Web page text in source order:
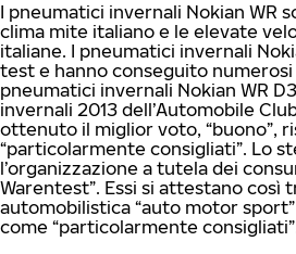
I pneumatici invernali Nokian WR
clima mite italiano e le elevate
italiane. I pneumatici invernali
test e hanno conseguito
pneumatici invernali Nokian WR
invernali 2013 dell’Automobile
ottenuto il miglior voto, “buono”,
“particolarmente consigliati”. Lo
l’organizzazione a tutela dei
Warentest”. Essi si attestano così
automobilistica “auto motor
come “particolarmente